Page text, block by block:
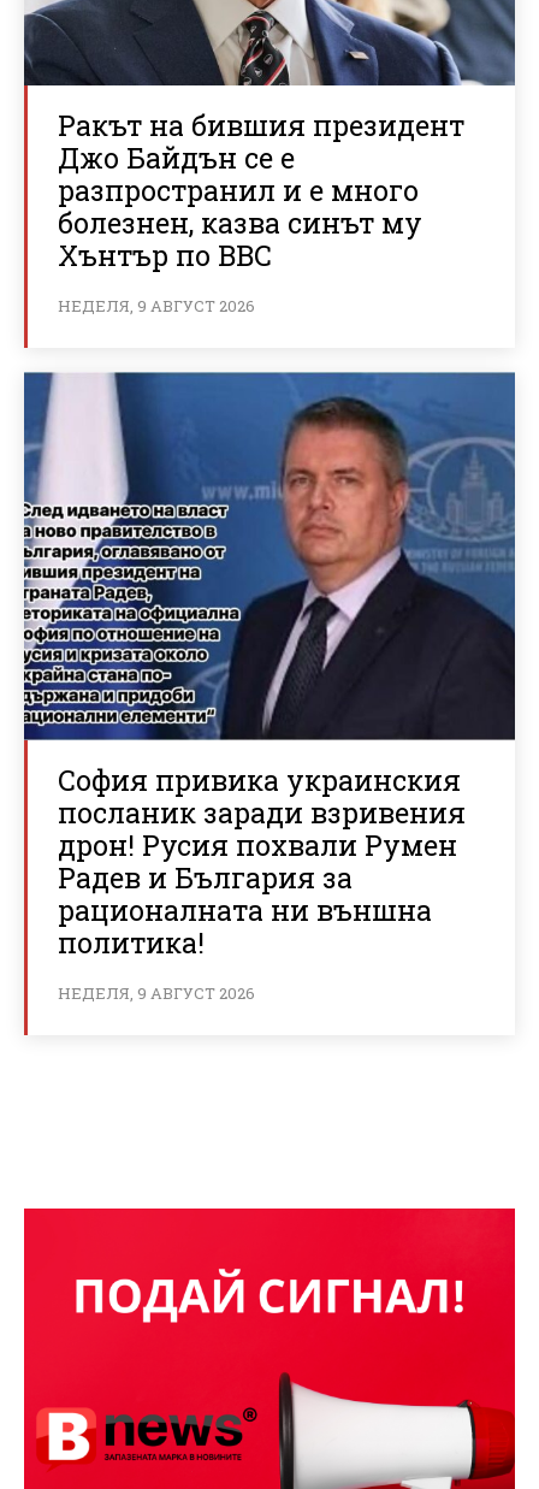
Ракът на бившия президент
Джо Байдън се е
разпространил и е много
болезнен, казва синът му
Хънтър по BBC
НЕДЕЛЯ, 9 АВГУСТ 2026
София привика украинския
посланик заради взривения
дрон! Русия похвали Румен
Радев и България за
рационалната ни външна
политика!
НЕДЕЛЯ, 9 АВГУСТ 2026